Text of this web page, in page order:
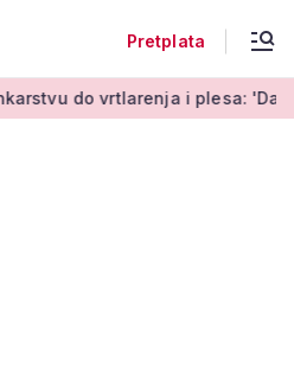
Pretplata
do vrtlarenja i plesa: 'Da starije